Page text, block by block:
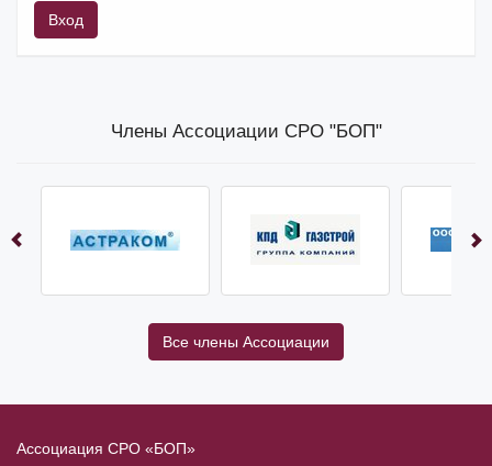
Вход
Члены Ассоциации СРО "БОП"
Все члены Ассоциации
Ассоциация СРО «БОП»